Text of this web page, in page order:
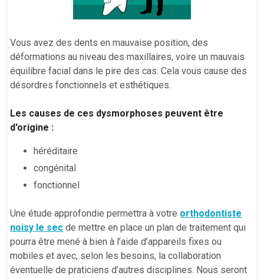
Vous avez des dents en mauvaise position, des
déformations au niveau des maxillaires, voire un mauvais
équilibre facial dans le pire des cas. Cela vous cause des
désordres fonctionnels et esthétiques.
Les causes de ces dysmorphoses peuvent être
d'origine :
héréditaire
congénital
fonctionnel
Une étude approfondie permettra à votre orthodontiste
noisy le sec de mettre en place un plan de traitement qui
pourra être mené à bien à l’aide d’appareils fixes ou
mobiles et avec, selon les besoins, la collaboration
éventuelle de praticiens d’autres disciplines. Nous seront